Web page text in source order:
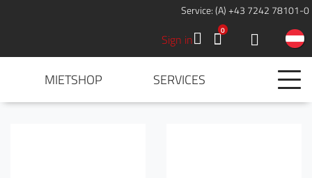
Service: (A) +43 7242 78101-0
Sign in
0
MIETSHOP SERVICES